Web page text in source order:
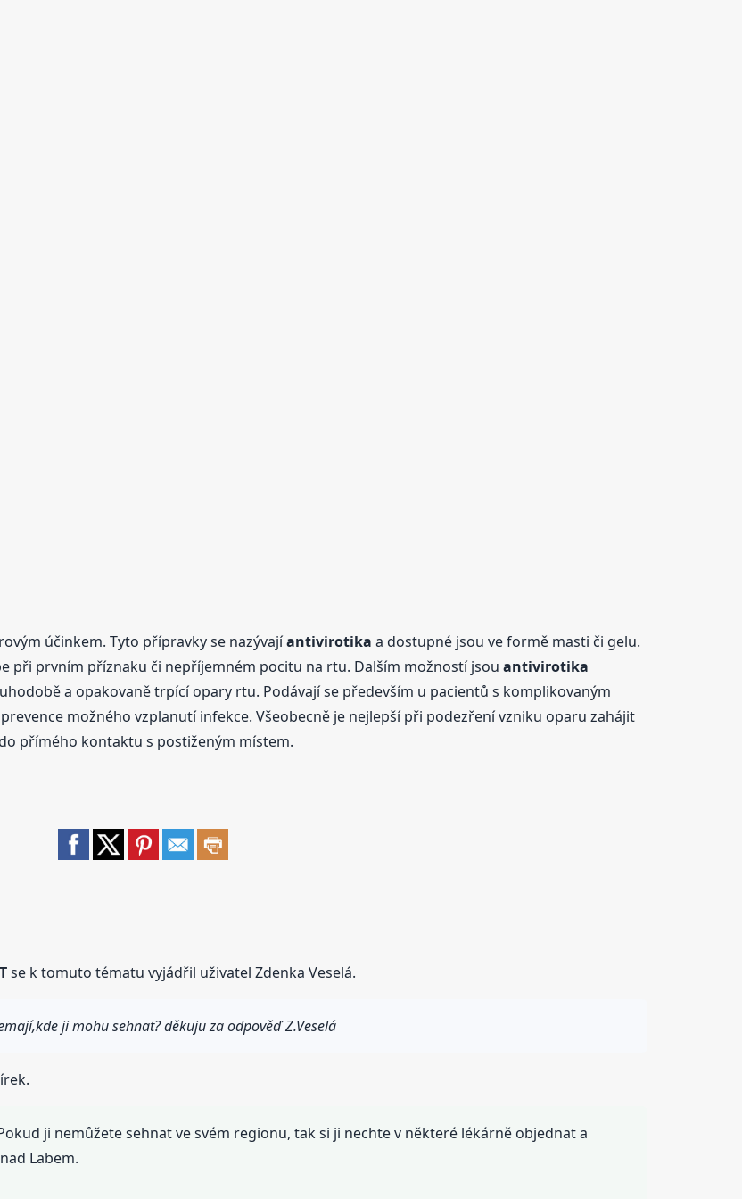
účinkem. Tyto přípravky se nazývajíantivirotika a dostupné jsou ve formě masti či gelu.
při prvním příznaku či nepříjemném pocitu na rtu. Dalším možností jsou antivirotika
a opakovaně trpící opary rtu. Podávají se především u pacientů s komplikovaným
možného vzplanutí infekce. Všeobecně je nejlepší při podezření vzniku oparu zahájit
přímého kontaktu s postiženým místem.
se k tomuto tématu vyjádřil uživatel Zdenka Veselá.
ji mohu sehnat? děkuju za odpověď Z.Veselá
ji nemůžete sehnat ve svém regionu, tak si ji nechte v některé lékárně objednat a
Labem.